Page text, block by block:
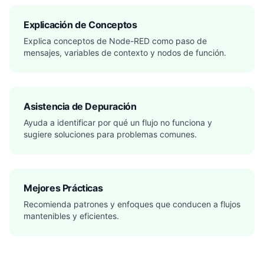
Explicación de Conceptos
Explica conceptos de Node-RED como paso de
mensajes, variables de contexto y nodos de función.
Asistencia de Depuración
Ayuda a identificar por qué un flujo no funciona y
sugiere soluciones para problemas comunes.
Mejores Prácticas
Recomienda patrones y enfoques que conducen a flujos
mantenibles y eficientes.